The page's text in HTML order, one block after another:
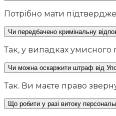
Потрібно мати
Чи передбачено кримінальну
Так, у випадках
Чи можна оскаржити штраф від
Так. Ви маєте право
Що робити у разі витоку